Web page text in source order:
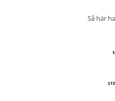
Så här